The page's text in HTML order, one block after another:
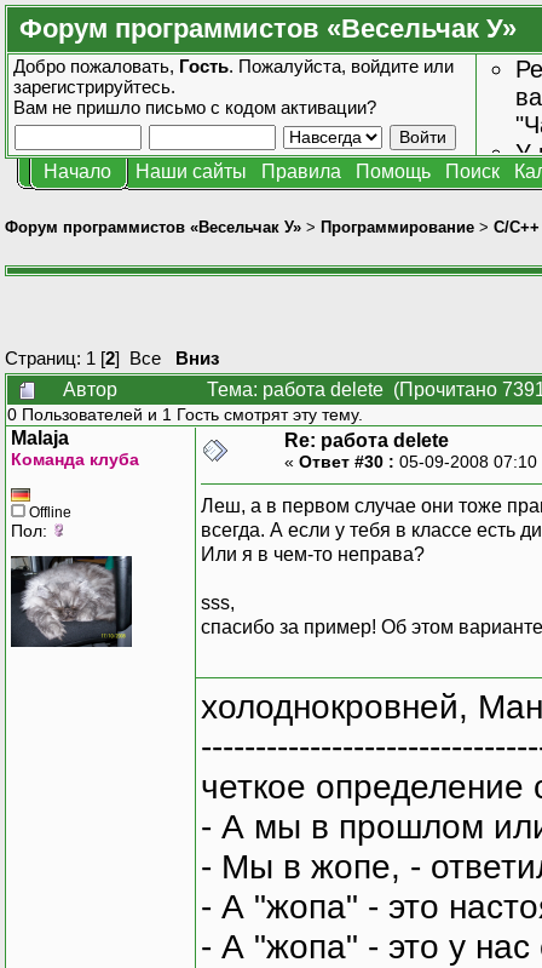
Форум программистов «Весельчак У»
Добро пожаловать, Гость. Пожалуйста, войдите или
зарегистрируйтесь.
Вам не пришло письмо с кодом активации?
У
Начало Наши сайты Правила Помощь Поиск
Форум программистов «Весельчак У» > Программирование > C/C++
Страниц: 1 [2] Все
Вниз
Автор
Тема: работа delete (Прочитано
0 Пользователей и 1 Гость смотрят эту тему.
Malaja
Команда клуба
Offline
Пол:
Re: работа delete
« Ответ #30 : 05-09-2008
Леш, а в первом случае они тоже
всегда. А если у тебя в классе есть
Или я в чем-то неправа?
sss,
спасибо за пример! Об этом
холоднокровней,
четкое
- А мы в прошлом
- Мы в жопе, -
- А "жопа" - это
- А "жопа" - это у